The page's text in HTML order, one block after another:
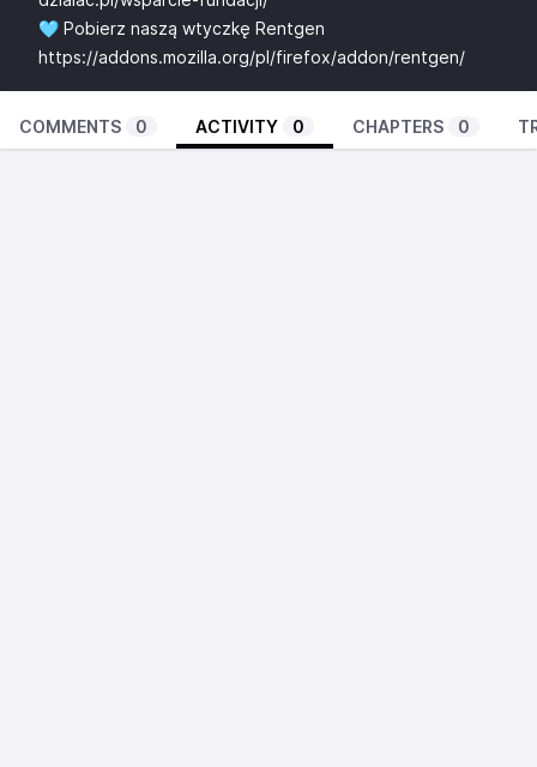
🩵 Pobierz naszą wtyczkę Rentgen
https://addons.mozilla.org/pl/firefox/addon/rentgen/
COMMENTS 0 ACTIVITY 0 CHAPTERS 0